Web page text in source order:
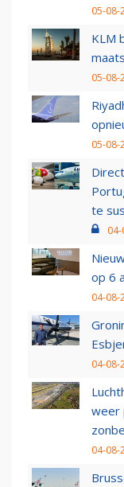
05-08-
KLM
05-08-
05-08-
te
op 6
04-08-
04-08-
weer
04-08-